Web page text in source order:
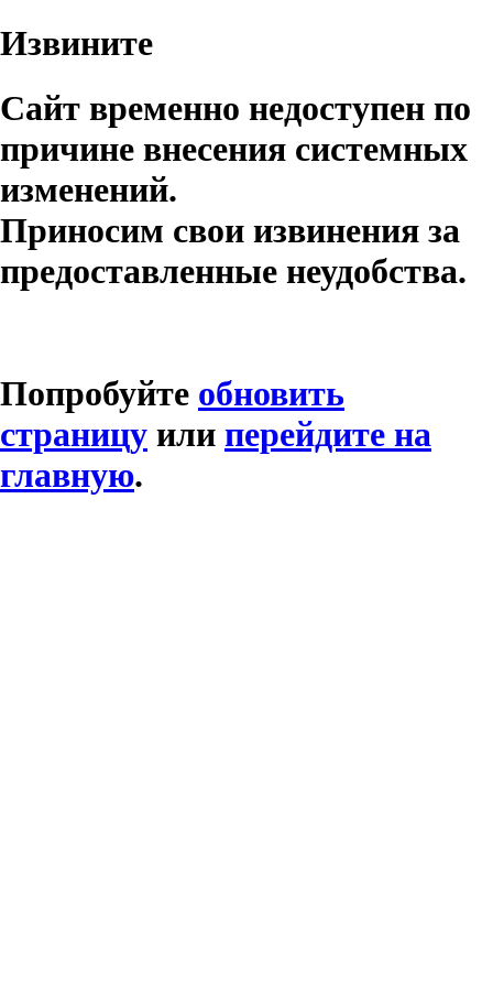
Извините
Сайт временно недоступен по
причине внесения системных
изменений.
Приносим свои извинения за
предоставленные неудобства.
Попробуйте обновить
страницу или перейдите на
главную.